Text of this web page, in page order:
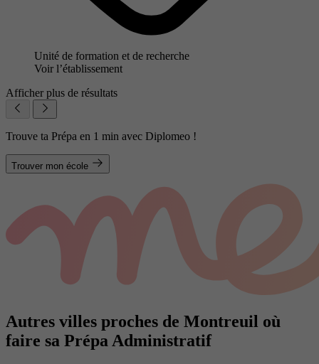
Unité de formation et de recherche
Voir l’établissement
Afficher plus de résultats
Trouve ta Prépa en 1 min avec Diplomeo !
Trouver mon école
Autres villes proches de Montreuil où
faire sa Prépa Administratif